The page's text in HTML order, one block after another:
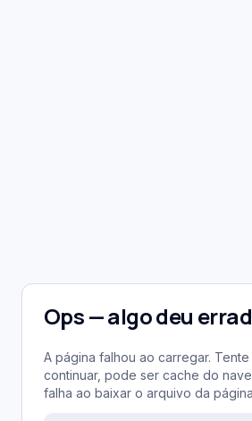
Ops — algo deu
A página falhou ao carregar.
continuar, pode ser cache do
falha ao baixar o arquivo da